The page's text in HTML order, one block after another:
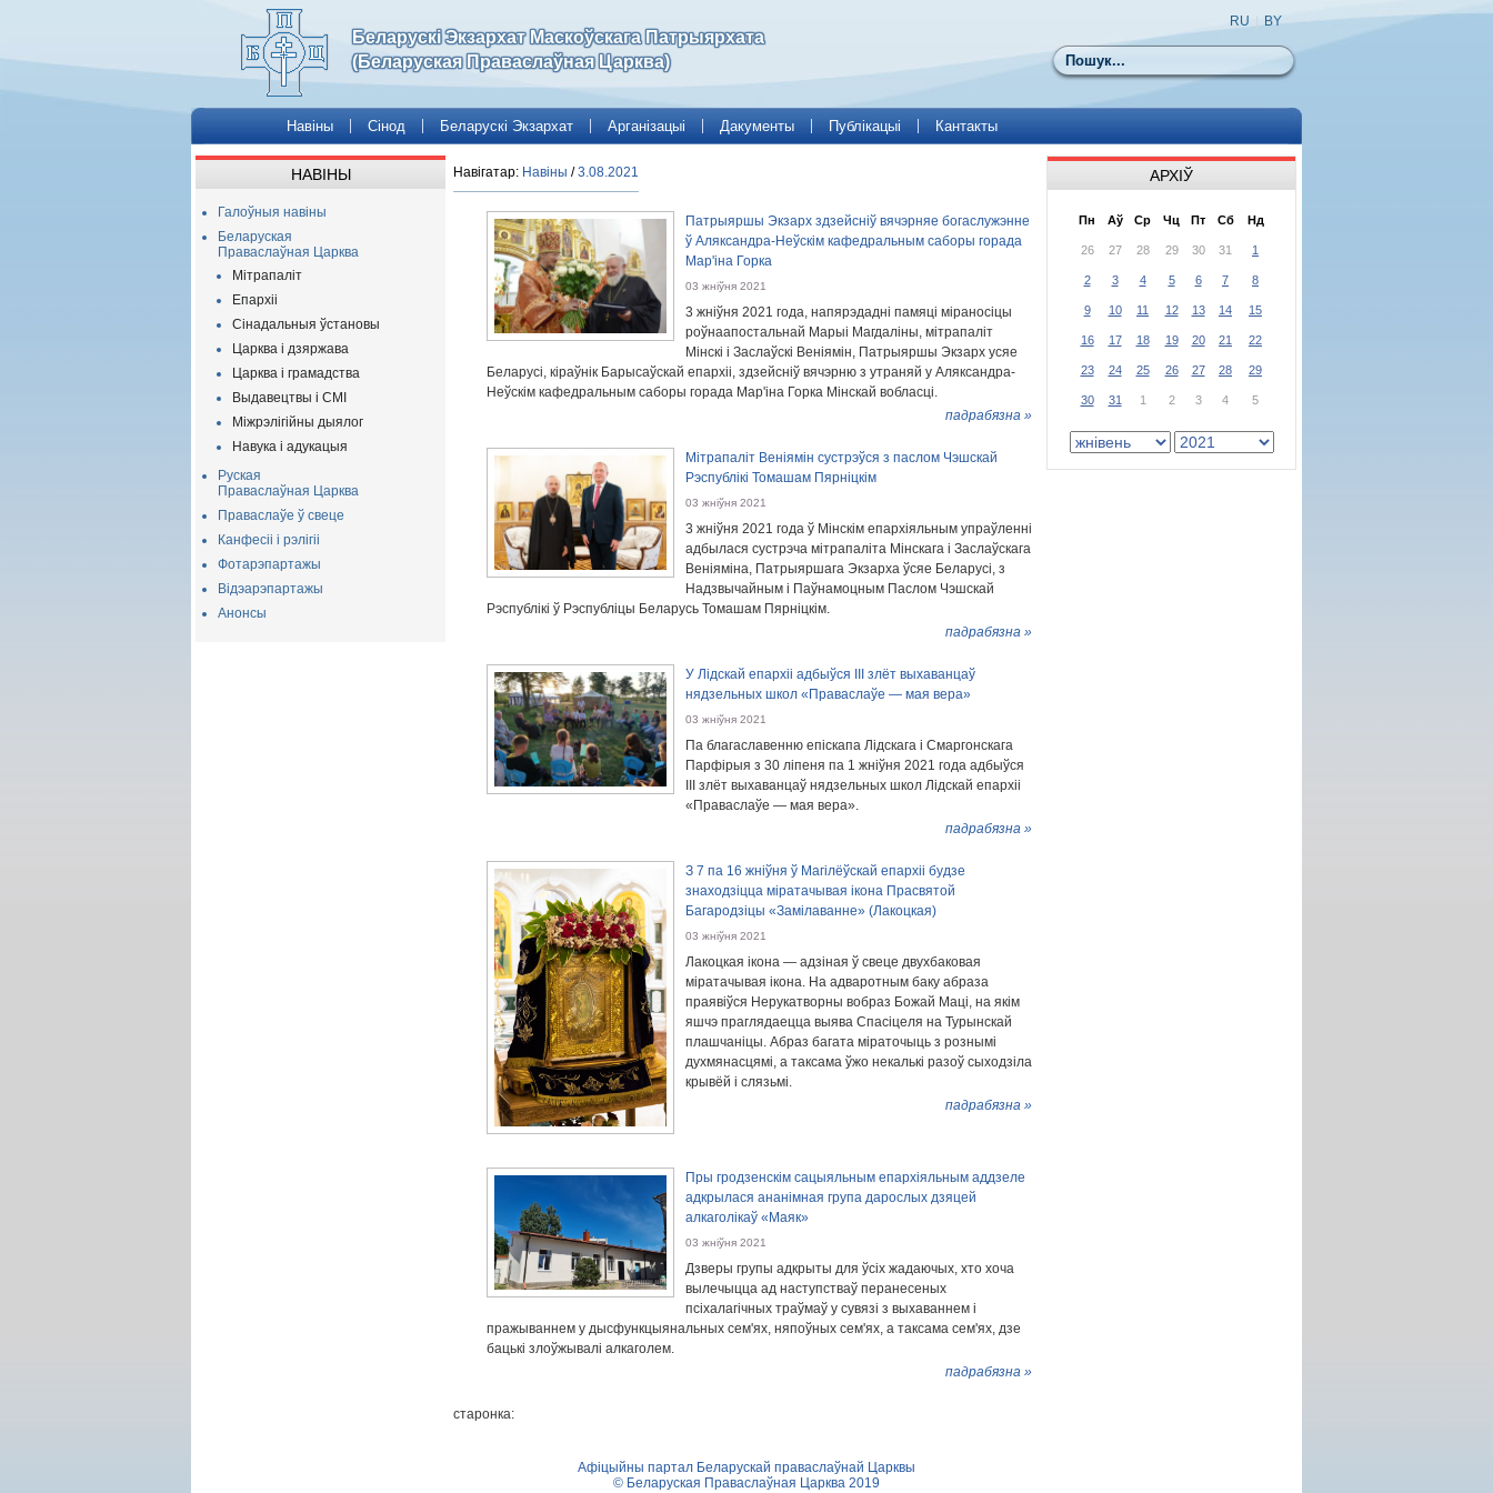
Беларускі Экзархат Маскоўскага Патрыярхата
(Беларуская Праваслаўная Царква)
Пошук
RU BY
Навіны Сінод Беларускі Экзархат Арганізацыі Дакументы Публікацыі Кантакты
НАВІНЫ
Галоўныя навіны
Беларуская
Праваслаўная Царква
Мітрапаліт
Епархіі
Сінадальныя ўстановы
Царква і дзяржава
Царква і грамадства
Выдавецтвы і СМІ
Міжрэлігійны дыялог
Навука і адукацыя
Руская
Праваслаўная Царква
Праваслаўе ў свеце
Канфесіі і рэлігіі
Фотарэпартажы
Відэарэпартажы
Анонсы
Навігатар: Навіны /3.08.2021
Патрыяршы Экзарх здзейсніў вячэрняе богаслужэнне
ў Аляксандра-Неўскім кафедральным саборы горада
Мар'іна Горка
03 жніўня 2021
3 жніўня 2021 года, напярэдадні памяці міраносіцы
роўнаапостальнай Марыі Магдаліны, мітрапаліт
Мінскі і Заслаўскі Веніямін, Патрыяршы Экзарх усяе
Беларусі, кіраўнік Барысаўскай епархіі, здзейсніў вячэрню з утраняй у Аляксандра-
Неўскім кафедральным саборы горада Мар'іна Горка Мінскай вобласці.
падрабязна »
Мітрапаліт Веніямін сустрэўся з паслом Чэшскай
Рэспублікі Томашам Пярніцкім
03 жніўня 2021
3 жніўня 2021 года ў Мінскім епархіяльным упраўленні
адбылася сустрэча мітрапаліта Мінскага і Заслаўскага
Веніяміна, Патрыяршага Экзарха ўсяе Беларусі, з
Надзвычайным і Паўнамоцным Паслом Чэшскай
Рэспублікі ў Рэспубліцы Беларусь Томашам Пярніцкім.
падрабязна »
У Лідскай епархіі адбыўся III злёт выхаванцаў
нядзельных школ «Праваслаўе — мая вера»
03 жніўня 2021
Па благаславенню епіскапа Лідскага і Смаргонскага
Парфірыя з 30 ліпеня па 1 жніўня 2021 года адбыўся
III злёт выхаванцаў нядзельных школ Лідскай епархіі
«Праваслаўе — мая вера».
падрабязна »
З 7 па 16 жніўня ў Магілёўскай епархіі будзе
знаходзіцца міратачывая ікона Прасвятой
Багародзіцы «Замілаванне» (Лакоцкая)
03 жніўня 2021
Лакоцкая ікона — адзіная ў свеце двухбаковая
міратачывая ікона. На адваротным баку абраза
праявіўся Нерукатворны вобраз Божай Маці, на якім
яшчэ праглядаецца выява Спасіцеля на Турынскай
плашчаніцы. Абраз багата міраточыць з рознымі
духмянасцямі, а таксама ўжо некалькі разоў сыходзіла
крывёй і слязьмі.
падрабязна »
Пры гродзенскім сацыяльным епархіяльным аддзеле
адкрылася ананімная група дарослых дзяцей
алкаголікаў «Маяк»
03 жніўня 2021
Дзверы групы адкрыты для ўсіх жадаючых, хто хоча
вылечыцца ад наступстваў перанесеных
псіхалагічных траўмаў у сувязі з выхаваннем і
пражываннем у дысфункцыянальных сем'ях, няпоўных сем'ях, а таксама сем'ях, дзе
бацькі злоўжывалі алкаголем.
падрабязна »
старонка:
АРХІЎ
Пн Аў Ср Чц Пт Сб Нд
26 27 28 29 30 31 1
2 3 4 5 6 7 8
9 10 11 12 13 14 15
16 17 18 19 20 21 22
23 24 25 26 27 28 29
30 31 1 2 3 4 5
Афіцыйны партал Беларускай праваслаўнай Царквы
© Беларуская Праваслаўная Царква 2019